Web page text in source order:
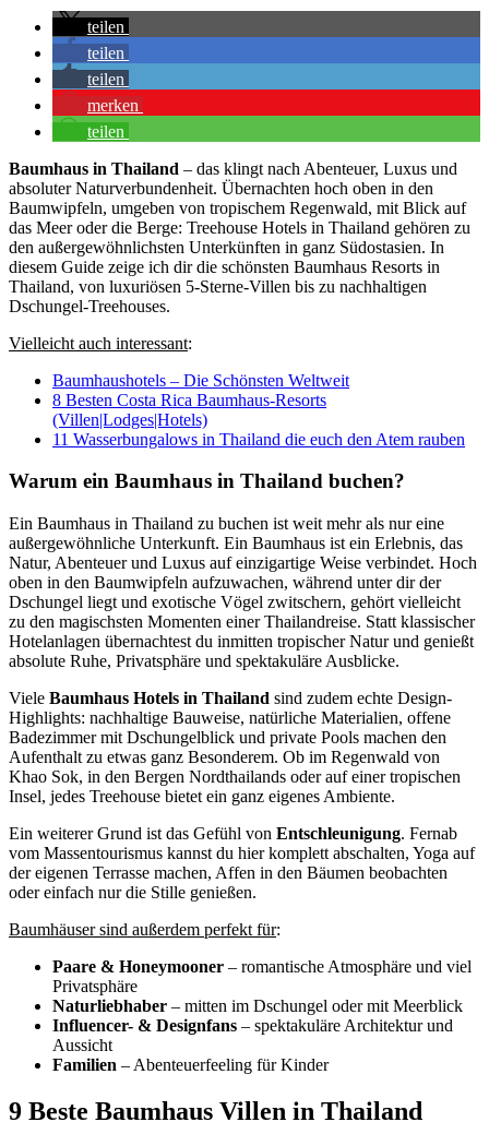
teilen
teilen
teilen
merken
teilen
Baumhaus in Thailand – das klingt nach Abenteuer, Luxus und
absoluter Naturverbundenheit. Übernachten hoch oben in den
Baumwipfeln, umgeben von tropischem Regenwald, mit Blick auf
das Meer oder die Berge: Treehouse Hotels in Thailand gehören zu
den außergewöhnlichsten Unterkünften in ganz Südostasien. In
diesem Guide zeige ich dir die schönsten Baumhaus Resorts in
Thailand, von luxuriösen 5-Sterne-Villen bis zu nachhaltigen
Dschungel-Treehouses.
Vielleicht auch interessant:
Baumhaushotels – Die Schönsten Weltweit
8 Besten Costa Rica Baumhaus-Resorts
(Villen|Lodges|Hotels)
11 Wasserbungalows in Thailand die euch den Atem rauben
Warum ein Baumhaus in Thailand buchen?
Ein Baumhaus in Thailand zu buchen ist weit mehr als nur eine
außergewöhnliche Unterkunft. Ein Baumhaus ist ein Erlebnis, das
Natur, Abenteuer und Luxus auf einzigartige Weise verbindet. Hoch
oben in den Baumwipfeln aufzuwachen, während unter dir der
Dschungel liegt und exotische Vögel zwitschern, gehört vielleicht
zu den magischsten Momenten einer Thailandreise. Statt klassischer
Hotelanlagen übernachtest du inmitten tropischer Natur und genießt
absolute Ruhe, Privatsphäre und spektakuläre Ausblicke.
Viele Baumhaus Hotels in Thailand sind zudem echte Design-
Highlights: nachhaltige Bauweise, natürliche Materialien, offene
Badezimmer mit Dschungelblick und private Pools machen den
Aufenthalt zu etwas ganz Besonderem. Ob im Regenwald von
Khao Sok, in den Bergen Nordthailands oder auf einer tropischen
Insel, jedes Treehouse bietet ein ganz eigenes Ambiente.
Ein weiterer Grund ist das Gefühl von Entschleunigung. Fernab
vom Massentourismus kannst du hier komplett abschalten, Yoga auf
der eigenen Terrasse machen, Affen in den Bäumen beobachten
oder einfach nur die Stille genießen.
Baumhäuser sind außerdem perfekt für:
Paare & Honeymooner – romantische Atmosphäre und viel
Privatsphäre
Naturliebhaber – mitten im Dschungel oder mit Meerblick
Influencer- & Designfans – spektakuläre Architektur und
Aussicht
Familien – Abenteuerfeeling für Kinder
9 Beste Baumhaus Villen in Thailand